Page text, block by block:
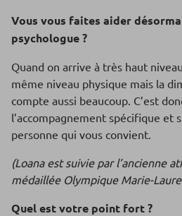
Vous vous faites aider
psychologue ?
Quand on arrive à très haut
même niveau physique mais la
compte aussi beaucoup. C’est
l’accompagnement spécifique et
personne qui vous convient.
(Loana est suivie par l’ancienne
médaillée Olympique Marie-
Quel est votre point fort ?